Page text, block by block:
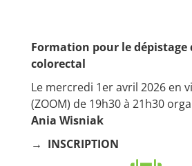
Formation pour le dépistage
colorectal
Le mercredi 1er avril 2026 en
(ZOOM) de 19h30 à 21h30
Ania Wisniak
→ INSCRIPTION